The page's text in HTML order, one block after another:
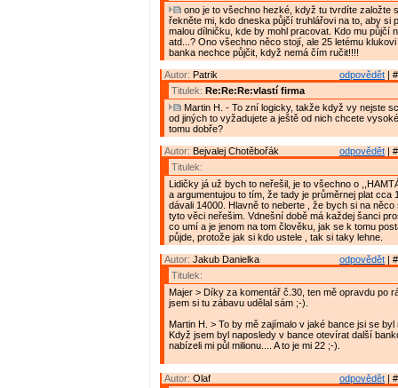
ono je to všechno hezké, když tu tvrdíte založte
řekněte mi, kdo dneska půjčí truhlářovi na to, aby si
malou dílničku, kde by mohl pracovat. Kdo mu půjčí
atd...? Ono všechno něco stojí, ale 25 letému
banka nechce půjčit, když nemá čím ručit!!!!
odpovědět |
Autor: Patrik
Titulek: Re:Re:Re:vlastí firma
Martin H. - To zní logicky, takže když vy nejste
od jiných to vyžadujete a ještě od nich chcete
tomu dobře?
odpovědět |
Autor: Bejvalej Chotěbořák
Titulek:
Lidičky já už bych to neřešil, je to všechno o
a argumentujou to tím, že tady je průměrnej plat cca
dávali 14000. Hlavně to neberte , že bych si na něco
tyto věci neřešim. Vdnešní době má každej šanci
co umí a je jenom na tom člověku, jak se k tomu
půjde, protože jak si kdo ustele , tak si taky lehne.
odpovědět |
Autor: Jakub Danielka
Titulek:
Majer > Díky za komentář č.30, ten mě opravdu po
jsem si tu zábavu udělal sám ;-).
Martin H. > To by mě zajímalo v jaké bance jsi se byl
Když jsem byl naposledy v bance otevírat další
nabízeli mi půl milionu.... A to je mi 22 ;-).
odpovědět |
Autor: Olaf